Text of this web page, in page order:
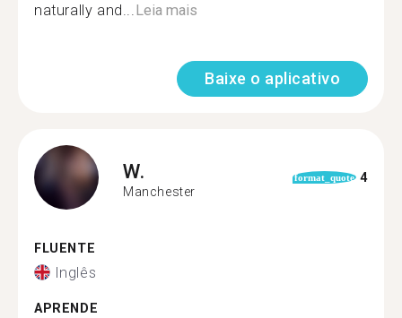
naturally and...Leia mais
Baixe o aplicativo
W.
Manchester
format_quote 4
FLUENTE
Inglês
APRENDE